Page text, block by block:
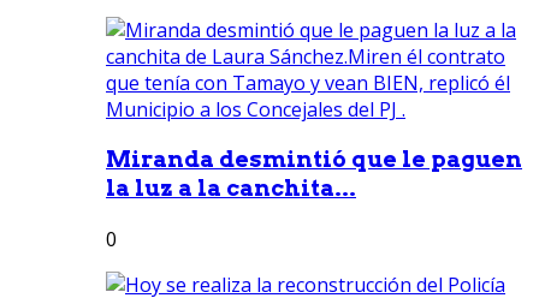
Miranda desmintió que le paguen
la luz a la canchita...
0